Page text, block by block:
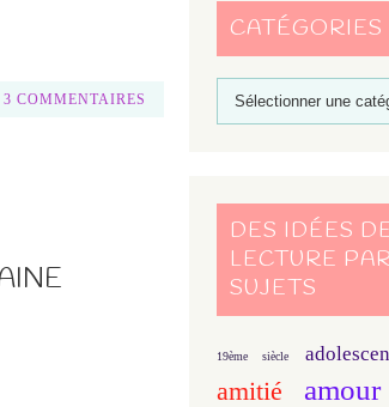
3 COMMENTAIRES
CATÉGORIES
DES IDÉES
LECTURE
SUJETS
19ème siècle
amitié amour